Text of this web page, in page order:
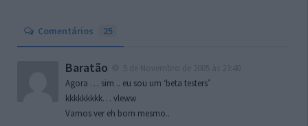
Comentários 25
Baratão
Agora … sim .. eu sou um ‘beta testers’
kkkkkkkkk… vleww
Vamos ver eh bom mesmo..